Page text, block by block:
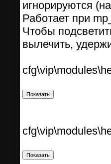
игнорируются
Работает при
Чтобы
вылечить,